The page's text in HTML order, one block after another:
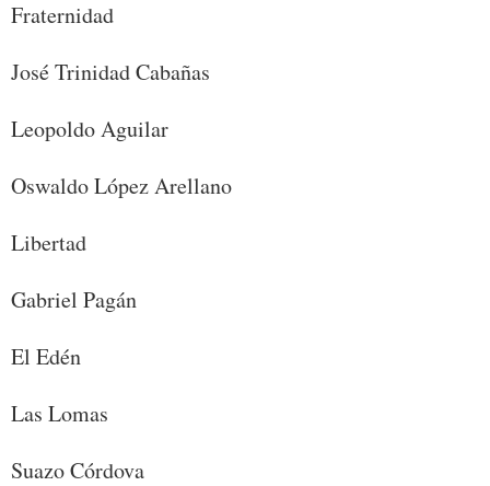
Fraternidad
José Trinidad Cabañas
Leopoldo Aguilar
Oswaldo López Arellano
Libertad
Gabriel Pagán
El Edén
Las Lomas
Suazo Córdova